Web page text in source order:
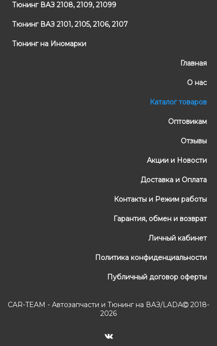
Тюнинг ВАЗ 2108, 2109, 21099
Тюнинг ВАЗ 2101, 2105, 2106, 2107
Тюнинг на Иномарки
Главная
О нас
Каталог товаров
Оптовикам
Отзывы
Акции и Новости
Доставка и Оплата
Контакты и Режим работы
Гарантия, обмен и возврат
Личный кабинет
Политика конфиденциальности
Публичный договор оферты
CAR-TEAM - Автозапчасти и Тюнинг на ВАЗ/LADA
2018-
2026